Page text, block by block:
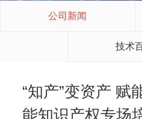
公司新闻
技术
“知产”变资产 赋
能知识产权专场